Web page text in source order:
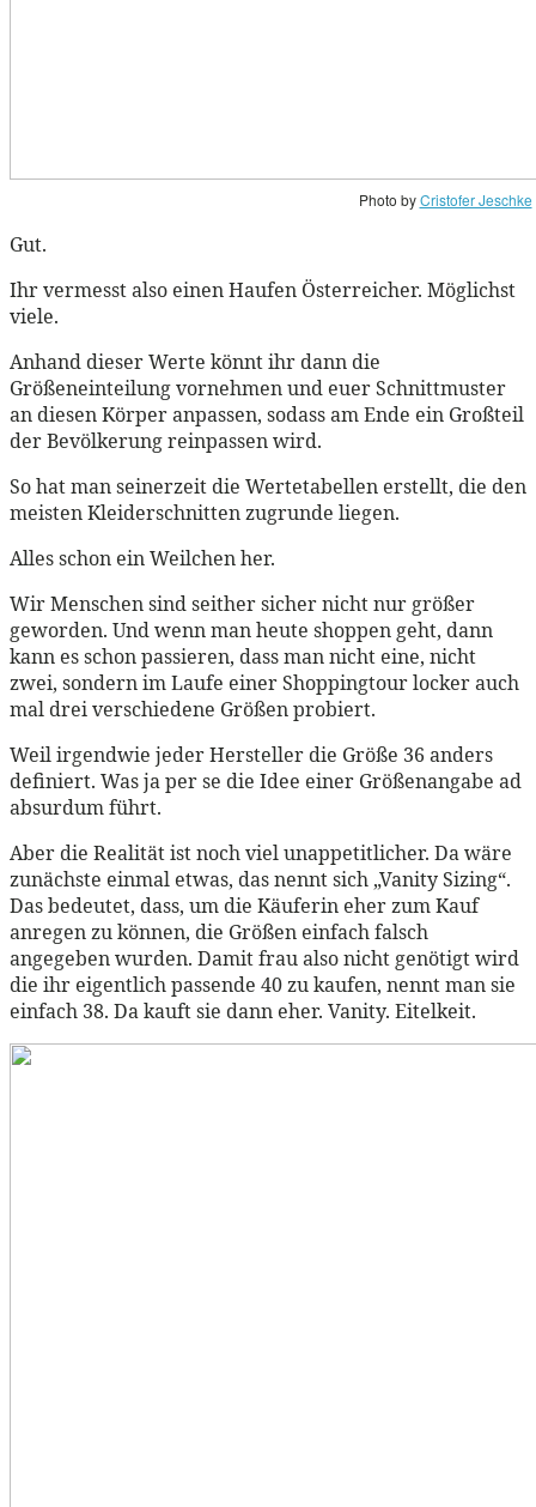
Photo byCristofer Jeschke
Gut.
Ihr vermesst also einen Haufen Österreicher. Möglichst
viele.
Anhand dieser Werte könnt ihr dann die
Größeneinteilung vornehmen und euer Schnittmuster
an diesen Körper anpassen, sodass am Ende ein Großteil
der Bevölkerung reinpassen wird.
So hat man seinerzeit die Wertetabellen erstellt, die den
meisten Kleiderschnitten zugrunde liegen.
Alles schon ein Weilchen her.
Wir Menschen sind seither sicher nicht nur größer
geworden. Und wenn man heute shoppen geht, dann
kann es schon passieren, dass man nicht eine, nicht
zwei, sondern im Laufe einer Shoppingtour locker auch
mal drei verschiedene Größen probiert.
Weil irgendwie jeder Hersteller die Größe 36 anders
definiert. Was ja per se die Idee einer Größenangabe ad
absurdum führt.
Aber die Realität ist noch viel unappetitlicher. Da wäre
zunächste einmal etwas, das nennt sich „Vanity Sizing“.
Das bedeutet, dass, um die Käuferin eher zum Kauf
anregen zu können, die Größen einfach falsch
angegeben wurden. Damit frau also nicht genötigt wird
die ihr eigentlich passende 40 zu kaufen, nennt man sie
einfach 38. Da kauft sie dann eher. Vanity. Eitelkeit.